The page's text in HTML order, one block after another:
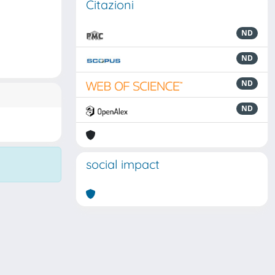
Citazioni
ND
ND
ND
ND
social impact